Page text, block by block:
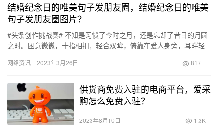
结婚纪念日的唯美句子发朋友圈，结婚纪念日的唯美
句子发朋友圈图片？
#头条创作挑战赛# 不知是习惯了今时之月，还是忘却了昔日的月圆
之时。困意微微，十指相扣，轻合双眸，倚靠在爱人身旁，耳畔轻
网络资讯 2023年3月26日 817
供货商免费入驻的电商平台，爱采
购怎么免费入驻？
2023年8月10日 1.3K